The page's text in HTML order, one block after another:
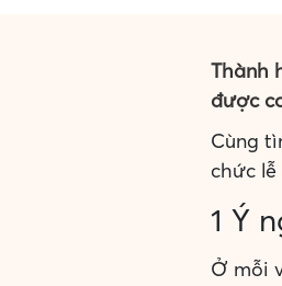
Thành
được
Cùng
chức lễ
1 Ý
Ở mỗi